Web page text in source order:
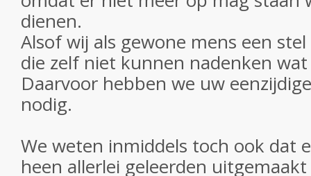
dienen.
Alsof wij als gewone mens een
die zelf niet kunnen nadenken
Daarvoor hebben we uw
nodig.
We weten inmiddels toch ook dat
heen allerlei geleerden